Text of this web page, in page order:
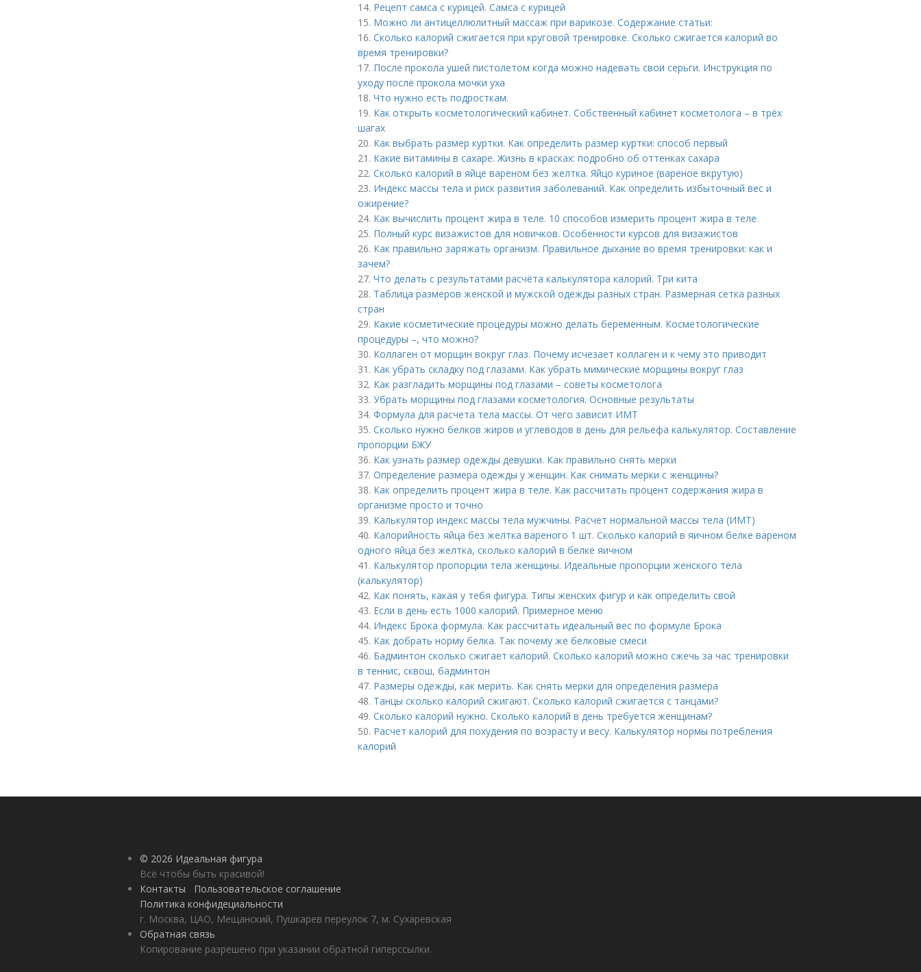
14. Рецепт самса с курицей. Самса с курицей
15. Можно ли антицеллюлитный массаж при варикозе. Содержание статьи:
16. Сколько калорий сжигается при круговой тренировке. Сколько сжигается калорий во
время тренировки?
17. После прокола ушей пистолетом когда можно надевать свои серьги. Инструкция по
уходу после прокола мочки уха
18. Что нужно есть подросткам.
19. Как открыть косметологический кабинет. Собственный кабинет косметолога – в трёх
шагах
20. Как выбрать размер куртки. Как определить размер куртки: способ первый
21. Какие витамины в сахаре. Жизнь в красках: подробно об оттенках сахара
22. Сколько калорий в яйце вареном без желтка. Яйцо куриное (вареное вкрутую)
23. Индекс массы тела и риск развития заболеваний. Как определить избыточный вес и
ожирение?
24. Как вычислить процент жира в теле. 10 способов измерить процент жира в теле
25. Полный курс визажистов для новичков. Особенности курсов для визажистов
26. Как правильно заряжать организм. Правильное дыхание во время тренировки: как и
зачем?
27. Что делать с результатами расчёта калькулятора калорий. Три кита
28. Таблица размеров женской и мужской одежды разных стран. Размерная сетка разных
стран
29. Какие косметические процедуры можно делать беременным. Косметологические
процедуры –, что можно?
30. Коллаген от морщин вокруг глаз. Почему исчезает коллаген и к чему это приводит
31. Как убрать складку под глазами. Как убрать мимические морщины вокруг глаз
32. Как разгладить морщины под глазами – советы косметолога
33. Убрать морщины под глазами косметология. Основные результаты
34. Формула для расчета тела массы. От чего зависит ИМТ
35. Сколько нужно белков жиров и углеводов в день для рельефа калькулятор. Составление
пропорции БЖУ
36. Как узнать размер одежды девушки. Как правильно снять мерки
37. Определение размера одежды у женщин. Как снимать мерки с женщины?
38. Как определить процент жира в теле. Как рассчитать процент содержания жира в
организме просто и точно
39. Калькулятор индекс массы тела мужчины. Расчет нормальной массы тела (ИМТ)
40. Калорийность яйца без желтка вареного 1 шт. Сколько калорий в яичном белке вареном
одного яйца без желтка, сколько калорий в белке яичном
41. Калькулятор пропорции тела женщины. Идеальные пропорции женского тела
(калькулятор)
42. Как понять, какая у тебя фигура. Типы женских фигур и как определить свой
43. Если в день есть 1000 калорий. Примерное меню
44. Индекс Брока формула. Как рассчитать идеальный вес по формуле Брока
45. Как добрать норму белка. Так почему же белковые смеси
46. Бадминтон сколько сжигает калорий. Сколько калорий можно сжечь за час тренировки
в теннис, сквош, бадминтон
47. Размеры одежды, как мерить. Как снять мерки для определения размера
48. Танцы сколько калорий сжигают. Сколько калорий сжигается с танцами?
49. Сколько калорий нужно. Сколько калорий в день требуется женщинам?
50. Расчет калорий для похудения по возрасту и весу. Калькулятор нормы потребления
калорий
© 2026 Идеальная фигура
Всё чтобы быть красивой!
Контакты
Пользовательское соглашение
Политика конфидециальности
г. Москва, ЦАО, Мещанский, Пушкарев переулок 7, м. Сухаревская
Обратная связь
Копирование разрешено при указании обратной гиперссылки.